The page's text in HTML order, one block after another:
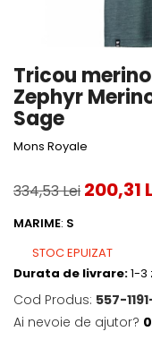
Gripuri & overgripuri
Accesorii teren tenis
Testeaza rachete
Tricou
Zephyr
Sage
Mons Royale
334,53 Lei 200,31
MARIME: S
STOC EPUIZAT
Durata de livrare:1-3
Cod Produs: 557-
Ai nevoie de ajutor?